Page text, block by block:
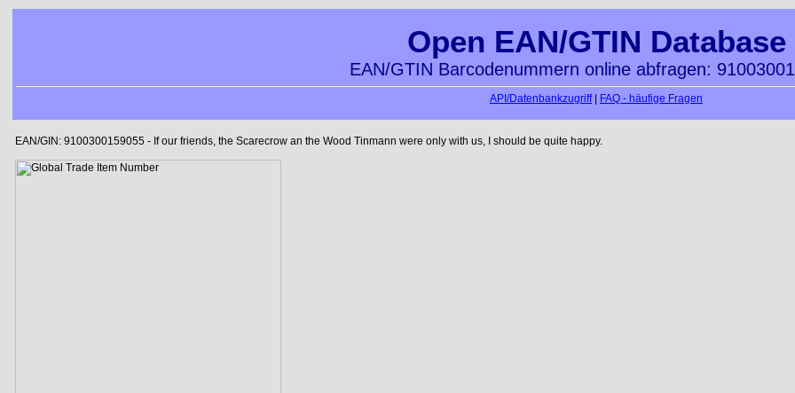
Open EAN/GTIN Database
EAN/GTIN Barcodenummern online abfragen:
API/Datenbankzugriff| FAQ - häufige Fragen
EAN/GIN: 9100300159055 - If our friends, the Scarecrow an the Wood Tinmann were only with us, I should be quite happy.